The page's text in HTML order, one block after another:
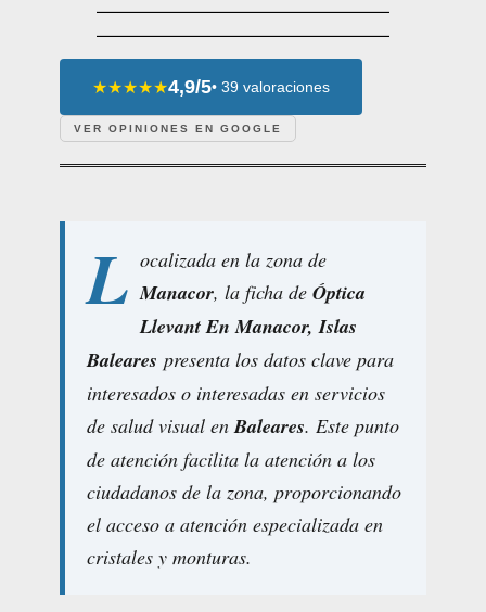
★★★★★4,9/5• 39 valoraciones
VER OPINIONES EN GOOGLE
L ocalizada en la zona de
Manacor, la ficha de Óptica
Llevant En Manacor, Islas
Baleares presenta los datos clave para
interesados o interesadas en servicios
de salud visual enBaleares. Este punto
de atención facilita la atención a los
ciudadanos de la zona, proporcionando
el acceso a atención especializada en
cristales y monturas.